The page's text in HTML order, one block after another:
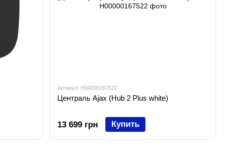
Артикул: H00000167522
Централь Ajax (Hub 2 Plus white)
13 699 грн Купить